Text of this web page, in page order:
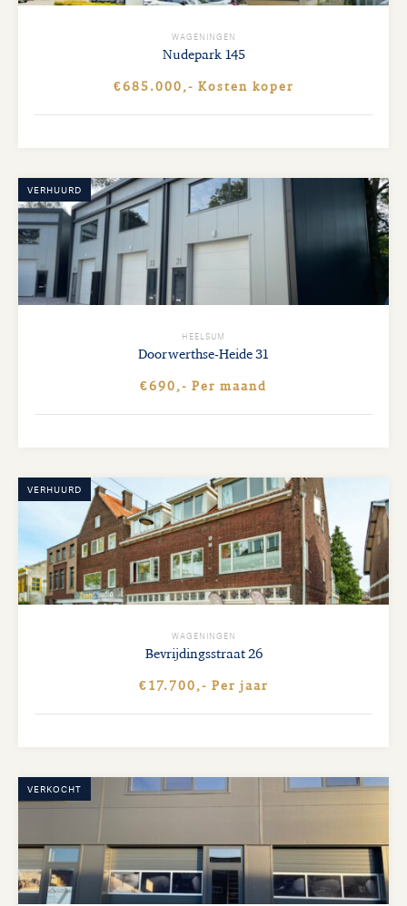
WAGENINGEN
Nudepark145
€685.000,- Kosten koper
VERHUURD
HEELSUM
Doorwerthse-Heide31
€690,- Per maand
VERHUURD
WAGENINGEN
Bevrijdingsstraat26
€17.700,- Per jaar
VERKOCHT